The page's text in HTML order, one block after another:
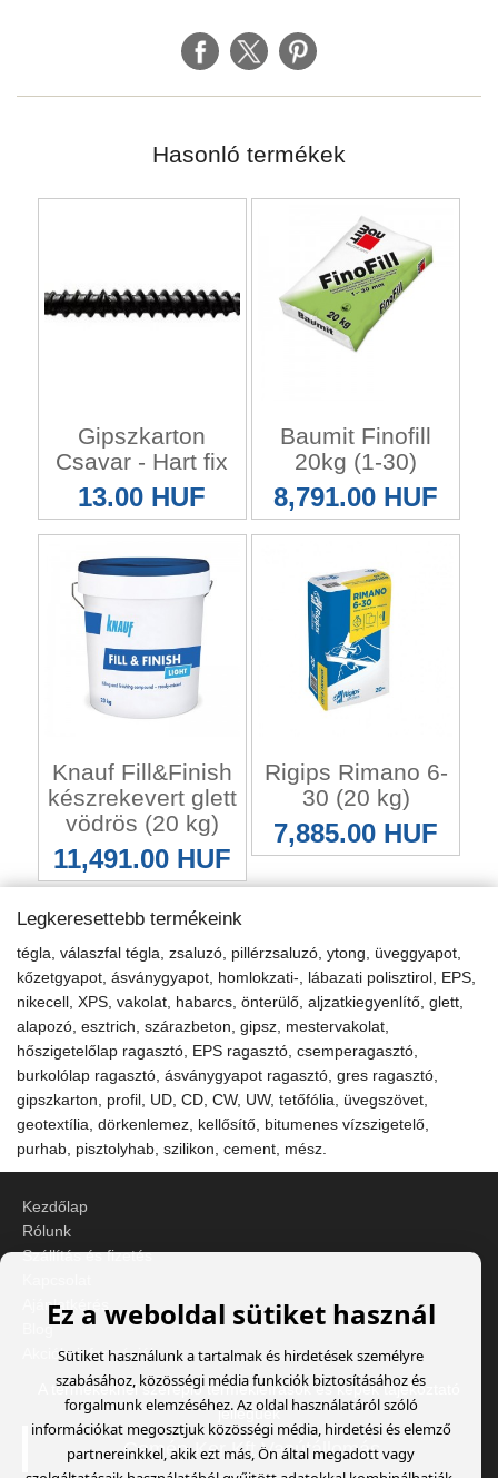
Hasonló termékek
Gipszkarton
Csavar - Hart fix
13.00 HUF
Baumit Finofill
20kg (1-30)
8,791.00 HUF
Knauf Fill&Finish
készrekevert glett
vödrös (20 kg)
11,491.00 HUF
Rigips Rimano 6-
30 (20 kg)
7,885.00 HUF
Legkeresettebb termékeink
tégla, válaszfal tégla, zsaluzó, pillérzsaluzó, ytong, üveggyapot,
kőzetgyapot, ásványgyapot, homlokzati-, lábazati polisztirol, EPS,
nikecell, XPS, vakolat, habarcs, önterülő, aljzatkiegyenlítő, glett,
alapozó, esztrich, szárazbeton, gipsz, mestervakolat,
hőszigetelőlap ragasztó, EPS ragasztó, csemperagasztó,
burkolólap ragasztó, ásványgyapot ragasztó, gres ragasztó,
gipszkarton, profil, UD, CD, CW, UW, tetőfólia, üvegszövet,
geotextília, dörkenlemez, kellősítő, bitumenes vízszigetelő,
purhab, pisztolyhab, szilikon, cement, mész.
Kezdőlap
Rólunk
Szállítás és fizetés
Ajánlatkérés
Blog
Akciók, információk
A termékeknél szereplő termékleírások és képek tájékoztató
jellegűek
Cemép-Ker Kft Vasútállomás
Ez a weboldal sütiket használ
Sütiket használunk a tartalmak és hirdetések személyre
szabásához, közösségi média funkciók biztosításához és
forgalmunk elemzéséhez. Az oldal használatáról szóló
információkat megosztjuk közösségi média, hirdetési és elemző
partnereinkkel, akik ezt más, Ön által megadott vagy